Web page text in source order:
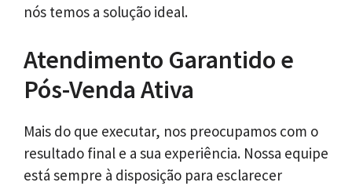
nós temos a solução ideal.
Atendimento Garantido e
Pós-Venda Ativa
Mais do que executar, nos preocupamos com o
resultado final e a sua experiência. Nossa equipe
está sempre à disposição para esclarecer